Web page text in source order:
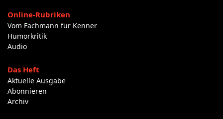
Online-Rubriken
Vom Fachmann für Kenner
Humorkritik
Audio
Das Heft
Aktuelle Ausgabe
Abonnieren
Archiv